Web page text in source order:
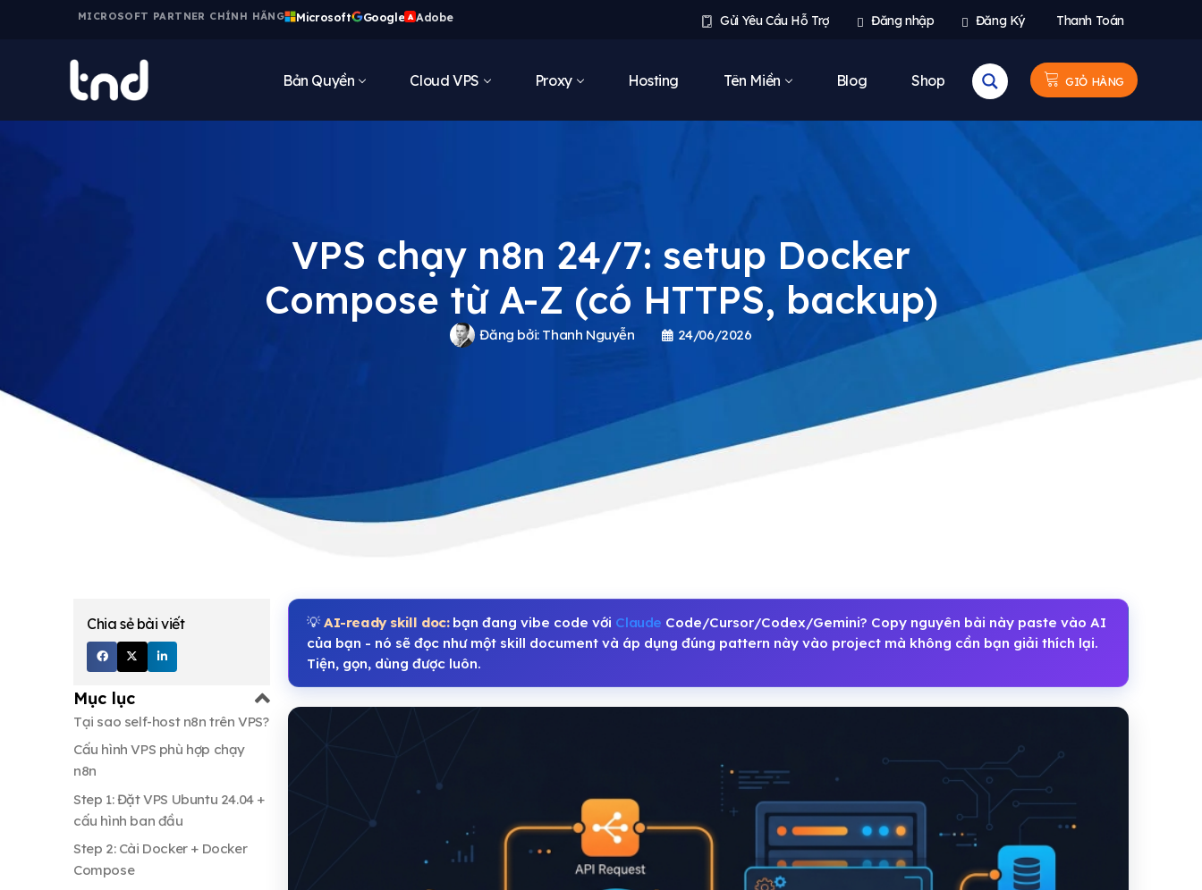
MICROSOFT PARTNER CHÍNH HÃNG Microsoft Google A Adobe Gửi Yêu Cầu Hỗ Trợ Đăng nhập Đăng Ký Thanh Toán
Bản Quyền Cloud VPS Proxy Hosting Tên Miền Blog Shop GIỎ HÀNG
VPS chạy n8n 24/7: setup Docker
Compose từ A-Z (có HTTPS, backup)
Đăng bởi: Thanh Nguyễn 24/06/2026
Chia sẻ bài viết
Mục lục
Tại sao self-host n8n trên VPS?
Cấu hình VPS phù hợp chạy
n8n
Step 1: Đặt VPS Ubuntu 24.04 +
cấu hình ban đầu
Step 2: Cài Docker + Docker
Compose
💡 AI-ready skill doc:bạn đang vibe code với Claude Code/Cursor/Codex/Gemini? Copy nguyên bài này paste vào AI
của bạn - nó sẽ đọc như một skill document và áp dụng đúng pattern này vào project mà không cần bạn giải thích lại.
Tiện, gọn, dùng được luôn.